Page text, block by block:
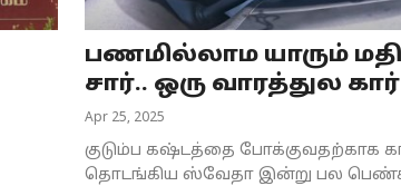
பணமில்லாம யாரும்
சார்.. ஒரு வாரத்துல
Apr 25, 2025
குடும்ப கஷ்டத்தை போக்குவதற்காக
தொடங்கிய ஸ்வேதா இன்று பல